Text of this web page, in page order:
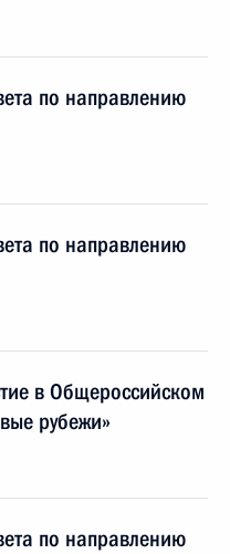
по направлению
по направлению
в Общероссийском
рубежи»
по направлению